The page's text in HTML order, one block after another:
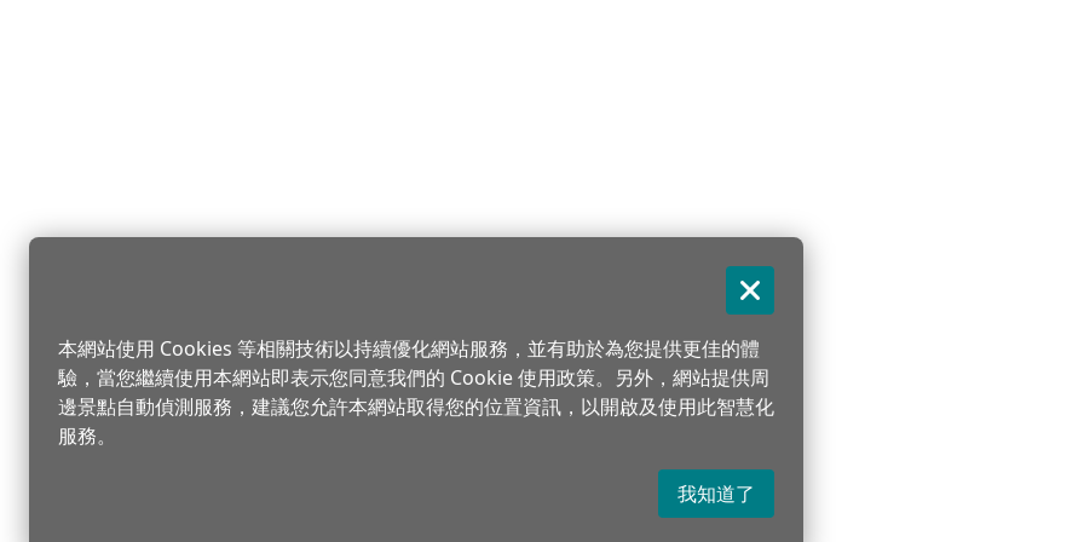
關閉
本網站使用 Cookies 等相關技術以持續優化網站服務，並有助於為您提供更佳的體
驗，當您繼續使用本網站即表示您同意我們的 Cookie 使用政策。另外，網站提供周
邊景點自動偵測服務，建議您允許本網站取得您的位置資訊，以開啟及使用此智慧化
服務。
我知道了